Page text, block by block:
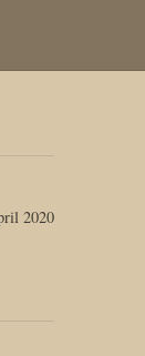
2020